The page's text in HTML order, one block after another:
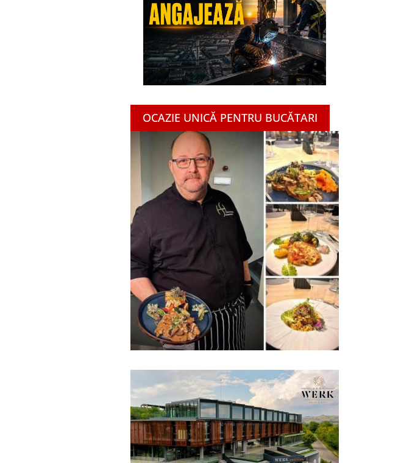
OCAZIE UNICĂ PENTRU BUCĂTARI